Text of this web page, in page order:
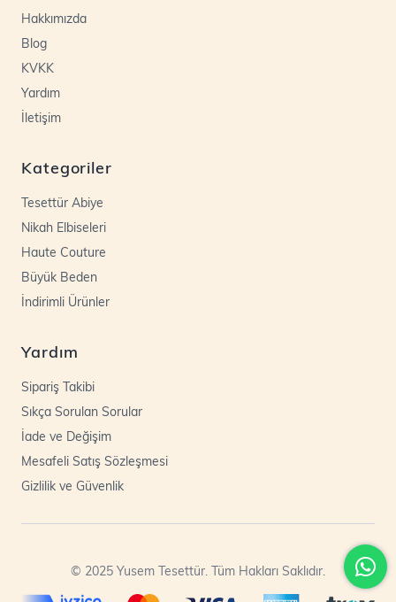
Hakkımızda
Blog
KVKK
Yardım
İletişim
Kategoriler
Tesettür Abiye
Nikah Elbiseleri
Haute Couture
Büyük Beden
İndirimli Ürünler
Yardım
Sipariş Takibi
Sıkça Sorulan Sorular
İade ve Değişim
Mesafeli Satış Sözleşmesi
Gizlilik ve Güvenlik
© 2025 Yusem Tesettür. Tüm Hakları Saklıdır.